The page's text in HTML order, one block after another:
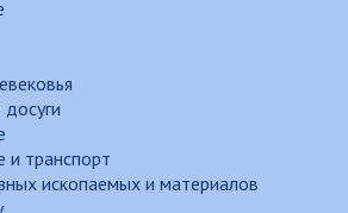
транспорт
ископаемых и материалов